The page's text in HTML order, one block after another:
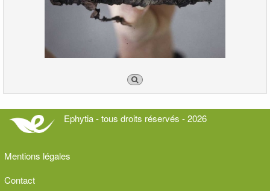
Ephytia - tous droits réservés - 2026
Mentions légales
Contact